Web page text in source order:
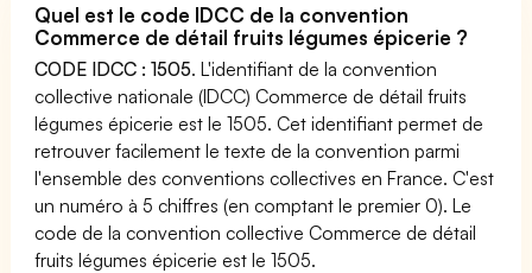
Quel est le code IDCC de la convention
Commerce de détail fruits légumes épicerie ?
CODE IDCC : 1505. L'identifiant de la convention
collective nationale (IDCC) Commerce de détail fruits
légumes épicerie est le 1505. Cet identifiant permet de
retrouver facilement le texte de la convention parmi
l'ensemble des conventions collectives en France. C'est
un numéro à 5 chiffres (en comptant le premier 0). Le
code de la convention collective Commerce de détail
fruits légumes épicerie est le 1505.